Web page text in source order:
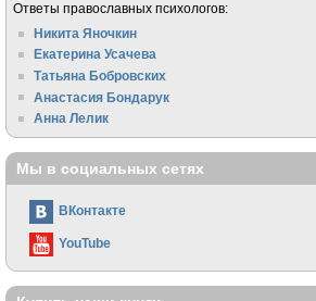
Ответы православных психологов:
Никита Яночкин
Екатерина Усачева
Татьяна Бобровских
Анастасия Бондарук
Анна Лелик
Мы в социальных сетях
ВКонтакте
YouTube